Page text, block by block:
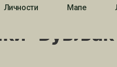
Личности Мапе